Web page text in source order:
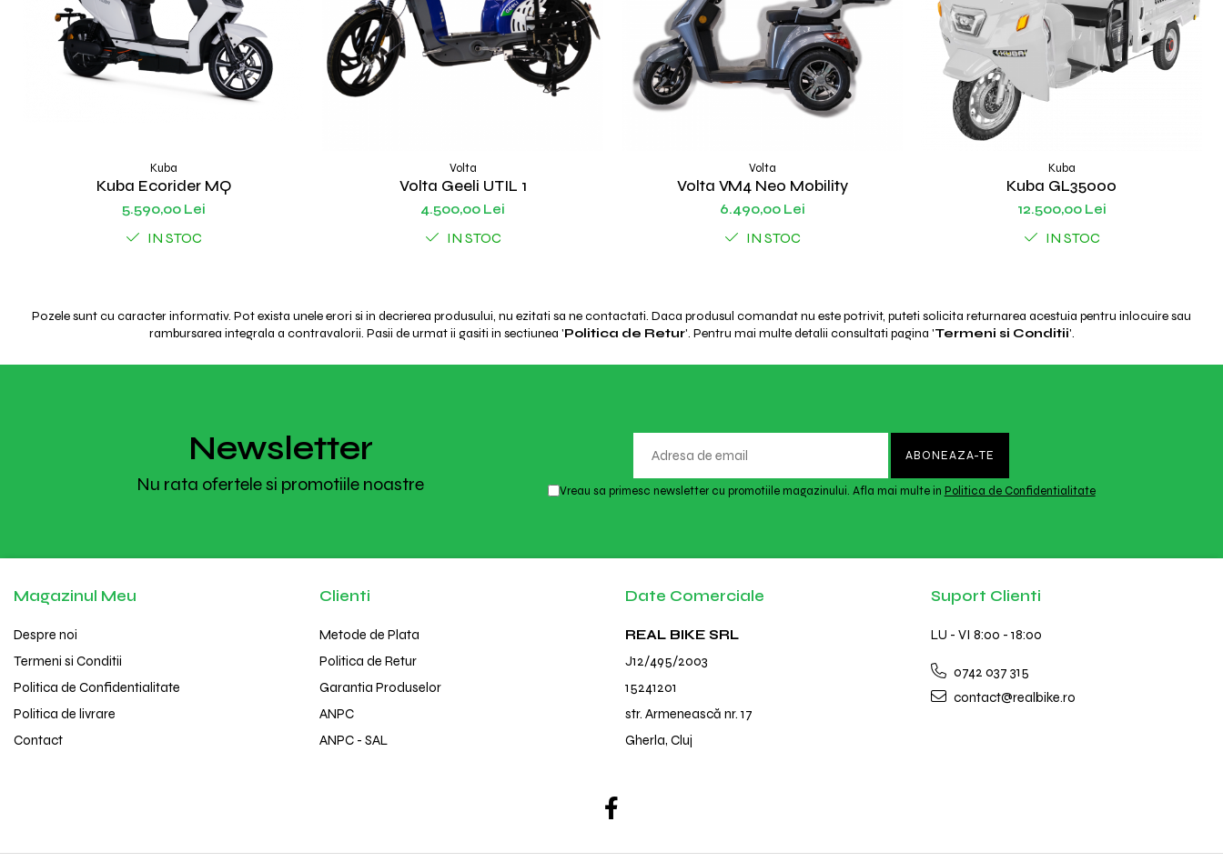
Kuba
Kuba Ecorider MQ
5.590,00 Lei
IN STOC
Volta
Volta Geeli UTIL 1
4.500,00 Lei
IN STOC
Volta
Volta VM4 Neo Mobility
6.490,00 Lei
IN STOC
Kuba
Kuba GL35000
12.500,00 Lei
IN STOC
Pozele sunt cu caracter informativ. Pot exista unele erori si in decrierea produsului, nu ezitati sa ne contactati. Daca produsul comandat nu este potrivit, puteti solicita returnarea acestuia pentru inlocuire sau
rambursarea integrala a contravalorii. Pasii de urmat ii gasiti in sectiunea 'Politica de Retur'. Pentru mai multe detalii consultati pagina 'Termeni si Conditii'.
Newsletter
Nu rata ofertele si promotiile noastre Vreau sa primesc newsletter cu promotiile magazinului. Afla mai multe in Politica de Confidentialitate
Magazinul Meu
Despre noi
Termeni si Conditii
Politica de Confidentialitate
Politica de livrare
Contact
Clienti
Metode de Plata
Politica de Retur
Garantia Produselor
ANPC
ANPC - SAL
Date Comerciale
REAL BIKE SRL
J12/495/2003
15241201
str. Armenească nr. 17
Gherla, Cluj
Suport Clienti
LU - VI 8:00 - 18:00
0742 037 315
contact@realbike.ro